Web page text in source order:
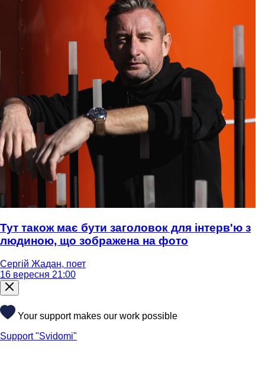
Тут також має бути заголовок для інтерв'ю з
людиною, що зображена на фото
Сергій Жадан, поет
16 вересня 21:00
Your support makes our work possible
Support "Svidomi"